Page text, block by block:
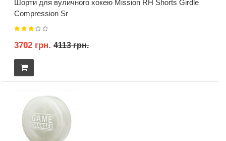
Шорти для вуличного хокею Mission RH Shorts Girdle
Compression Sr
3702 грн. 4113 грн.